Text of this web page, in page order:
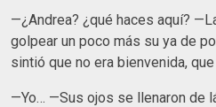
—¿Andrea? ¿qué haces aquí?
golpear un poco más su ya de
sintió que no era bienvenida,
—Yo… —Sus ojos se llenaron de